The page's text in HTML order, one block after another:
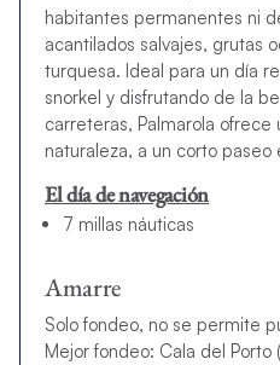
habitantes permanentes ni
acantilados salvajes, grutas
turquesa. Ideal para un día
snorkel y disfrutando de la
carreteras, Palmarola ofrece
naturaleza, a un corto paseo
El día de navegación
7 millas náuticas
Amarre
Solo fondeo, no se permite
Mejor fondeo: Cala del